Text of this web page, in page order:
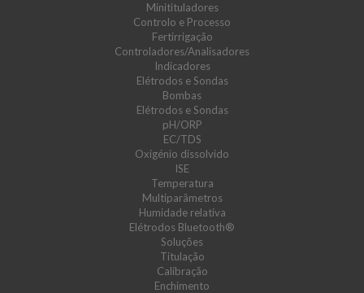
Minitituladores
Controlo e Processo
Fertirrigação
Controladores/Analisadores
Indicadores
Elétrodos e Sondas
Bombas
Elétrodos e Sondas
pH/ORP
EC/TDS
Oxigénio dissolvido
ISE
Temperatura
Multiparâmetros
Humidade relativa
Elétrodos Bluetooth®
Soluções
Titulação
Calibração
Enchimento